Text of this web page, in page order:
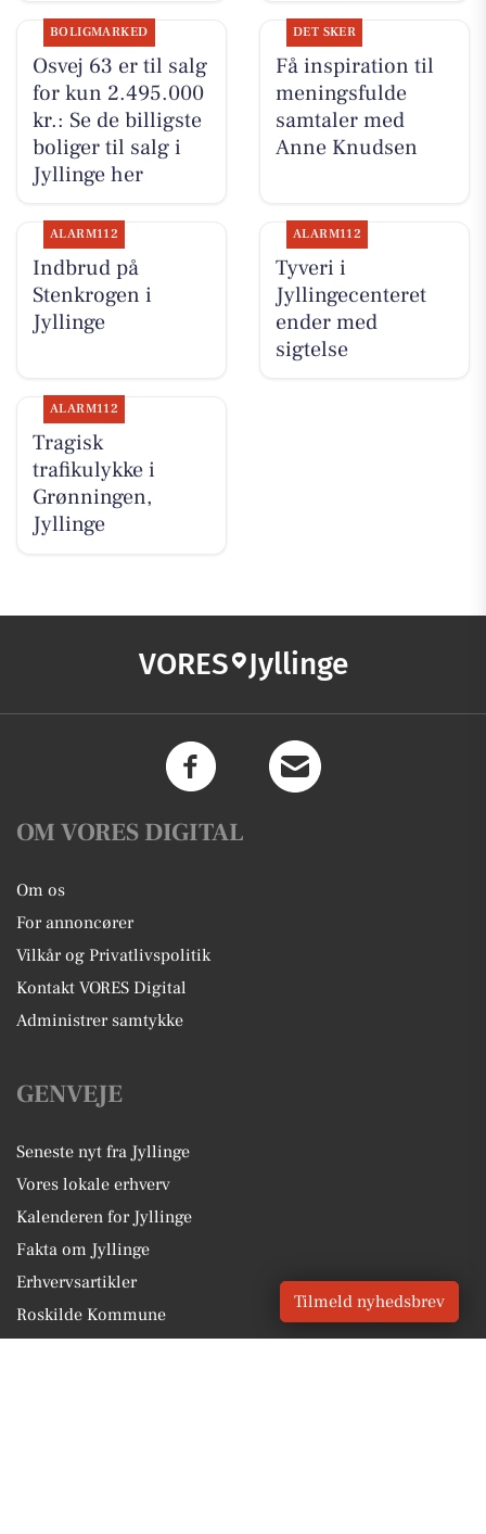
BOLIGMARKED
Osvej 63 er til salg
for kun 2.495.000
kr.: Se de billigste
boliger til salg i
Jyllinge her
DET SKER
Få inspiration til
meningsfulde
samtaler med
Anne Knudsen
ALARM112
Indbrud på
Stenkrogen i
Jyllinge
ALARM112
Tyveri i
Jyllingecenteret
ender med
sigtelse
ALARM112
Tragisk
trafikulykke i
Grønningen,
Jyllinge
VORES Jyllinge
OM VORES DIGITAL
Om os
For annoncører
Vilkår og Privatlivspolitik
Kontakt VORES Digital
Administrer samtykke
GENVEJE
Seneste nyt fra Jyllinge
Vores lokale erhverv
Kalenderen for Jyllinge
Fakta om Jyllinge
Erhvervsartikler
Roskilde Kommune
Tilmeld nyhedsbrev